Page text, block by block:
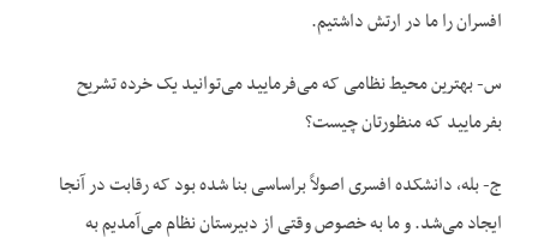
افسران را ما در ارتش داشتیم.
س- بهترین محیط نظامی که می‌فرمایید می‌توانید یک خرده تشریح
بفرمایید که منظورتان چیست؟
ج- بله، دانشکده افسری اصولاً براساسی بنا شده بود که رقابت در آنجا
ایجاد می‌شد. و ما به خصوص وقتی از دبیرستان نظام می‌آمدیم به